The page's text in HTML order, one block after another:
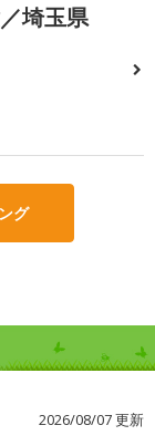
埼玉県
グ
2026/08/07 更新